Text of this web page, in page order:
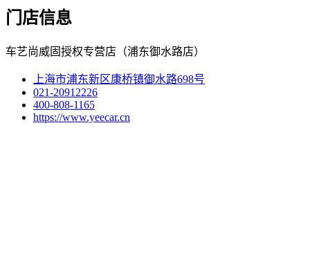
门店信息
车艺尚威固授权专营店（浦东御水路店）
上海市浦东新区康桥镇御水路698号
021-20912226
400-808-1165
https://www.yeecar.cn